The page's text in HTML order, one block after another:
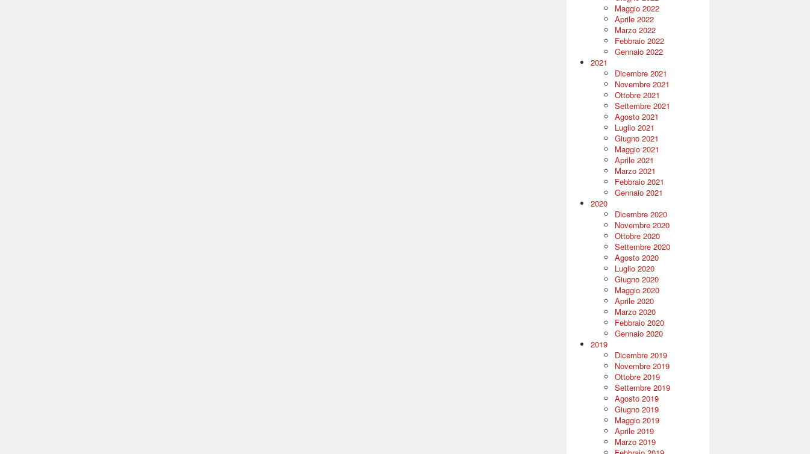
Maggio 2022
Aprile 2022
Marzo 2022
Febbraio 2022
Gennaio 2022
2021
Dicembre 2021
Novembre 2021
Ottobre 2021
Settembre 2021
Agosto 2021
Luglio 2021
Giugno 2021
Maggio 2021
Aprile 2021
Marzo 2021
Febbraio 2021
Gennaio 2021
2020
Dicembre 2020
Novembre 2020
Ottobre 2020
Settembre 2020
Agosto 2020
Luglio 2020
Giugno 2020
Maggio 2020
Aprile 2020
Marzo 2020
Febbraio 2020
Gennaio 2020
2019
Dicembre 2019
Novembre 2019
Ottobre 2019
Settembre 2019
Agosto 2019
Giugno 2019
Maggio 2019
Aprile 2019
Marzo 2019